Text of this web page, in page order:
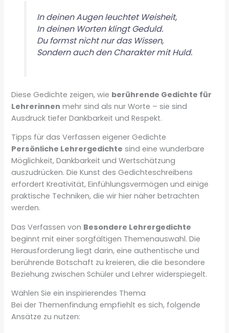
In deinen Augen leuchtet Weisheit,
In deinen Worten klingt Geduld.
Du formst nicht nur das Wissen,
Sondern auch den Charakter mit Huld.
Diese Gedichte zeigen, wie berührende Gedichte für
Lehrerinnen mehr sind als nur Worte – sie sind
Ausdruck tiefer Dankbarkeit und Respekt.
Tipps für das Verfassen eigener Gedichte
Persönliche Lehrergedichte sind eine wunderbare
Möglichkeit, Dankbarkeit und Wertschätzung
auszudrücken. Die Kunst des Gedichteschreibens
erfordert Kreativität, Einfühlungsvermögen und einige
praktische Techniken, die wir hier näher betrachten
werden.
Das Verfassen von Besondere Lehrergedichte
beginnt mit einer sorgfältigen Themenauswahl. Die
Herausforderung liegt darin, eine authentische und
berührende Botschaft zu kreieren, die die besondere
Beziehung zwischen Schüler und Lehrer widerspiegelt.
Wählen Sie ein inspirierendes Thema
Bei der Themenfindung empfiehlt es sich, folgende
Ansätze zu nutzen: